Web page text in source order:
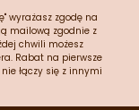
wyrażasz zgodę na
mailową zgodnie z
chwili możesz
Rabat na pierwsze
łączy się z innymi